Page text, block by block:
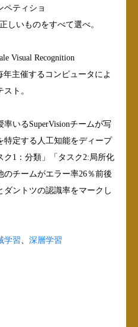
ペティショ
しいものをすべて選べ。
Visual Recognition
年主催するコンピュータによ
ト。
率いるSuperVisionチームが写
特定する人工知能をディープ
ク1：分類」「タスク2:局所化
のチームがエラー率26％前後
ダントツの認識率をマークし
学習、 深層学習